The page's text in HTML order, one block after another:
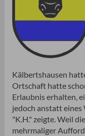
Kälbertshausen
Ortschaft hatte
Erlaubnis erhalten,
jedoch anstatt
"K.H." zeigte. Weil
mehrmaliger